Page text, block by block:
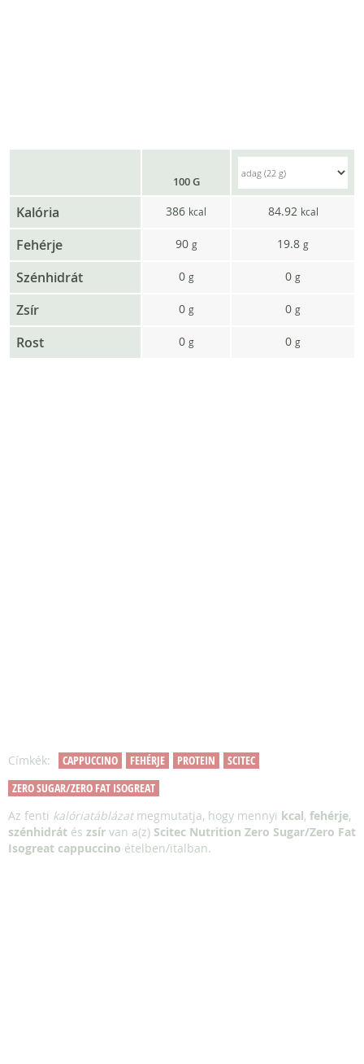
100 G
Kalória 386 kcal 84.92 kcal
Fehérje 90 g 19.8 g
Szénhidrát 0 g 0 g
Zsír 0 g 0 g
Rost 0 g 0 g
Címkék: CAPPUCCINO FEHÉRJE PROTEIN
SCITEC
ZERO SUGAR/ZERO FAT ISOGREAT
Az fenti kalóriatáblázatmegmutatja, hogy mennyi kcal, fehérje,
szénhidrát és zsír van a(z) Scitec Nutrition Zero Sugar/Zero Fat
Isogreat cappuccino ételben/italban.